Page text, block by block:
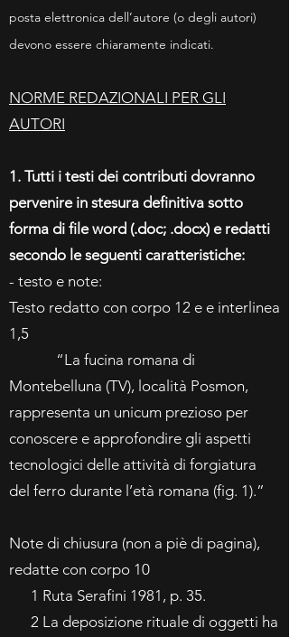
posta elettronica dell’autore (o degli autori)
devono essere chiaramente indicati.
NORME REDAZIONALI PER GLI
AUTORI
1. Tutti i testi dei contributi dovranno
pervenire in stesura definitiva sotto
forma di file word (.doc; .docx) e redatti
secondo le seguenti caratteristiche:
- testo e note:
Testo redatto con corpo 12 e e interlinea
1,5
“La fucina romana di
Montebelluna (TV), località Posmon,
rappresenta un unicum prezioso per
conoscere e approfondire gli aspetti
tecnologici delle attività di forgiatura
del ferro durante l’età romana (fig. 1).”
Note di chiusura (non a piè di pagina),
redatte con corpo 10
1 Ruta Serafini 1981, p. 35.
2 La deposizione rituale di oggetti ha